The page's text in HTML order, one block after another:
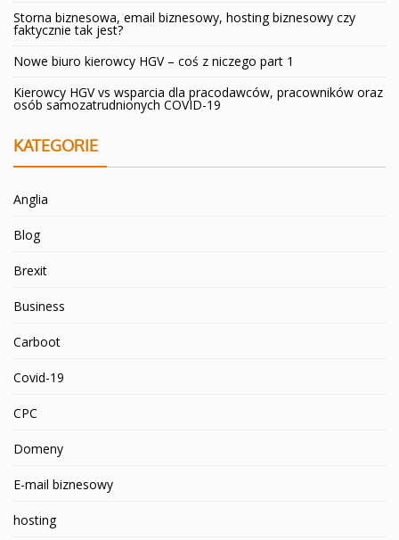
Storna biznesowa, email biznesowy, hosting biznesowy czy
faktycznie tak jest?
Nowe biuro kierowcy HGV – coś z niczego part 1
Kierowcy HGV vs wsparcia dla pracodawców, pracowników oraz
osób samozatrudnionych COVID-19
KATEGORIE
Anglia
Blog
Brexit
Business
Carboot
Covid-19
CPC
Domeny
E-mail biznesowy
hosting